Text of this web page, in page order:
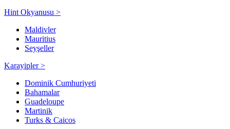
Hint Okyanusu >
Maldivler
Mauritius
Seyşeller
Karayipler >
Dominik Cumhuriyeti
Bahamalar
Guadeloupe
Martinik
Turks & Caicos